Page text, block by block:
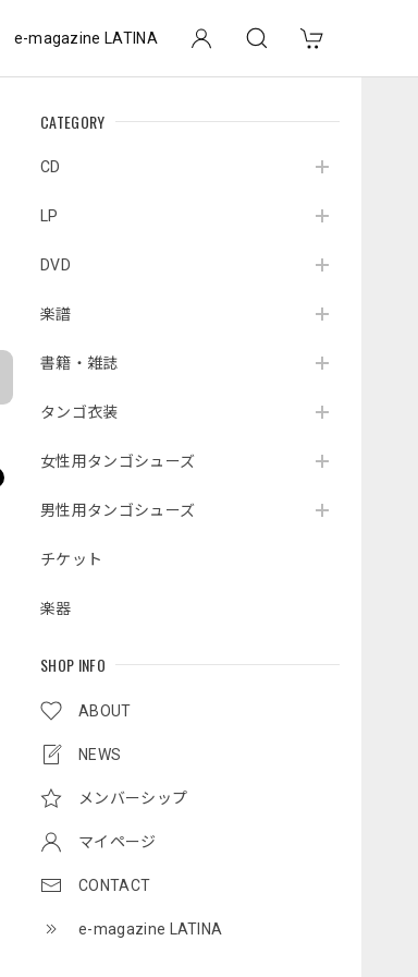
e-magazine LATINA
CATEGORY
CD
LP
DVD
楽譜
書籍・雑誌
タンゴ衣装
女性用タンゴシューズ
男性用タンゴシューズ
チケット
楽器
SHOP INFO
ABOUT
NEWS
メンバーシップ
マイページ
CONTACT
e-magazine LATINA